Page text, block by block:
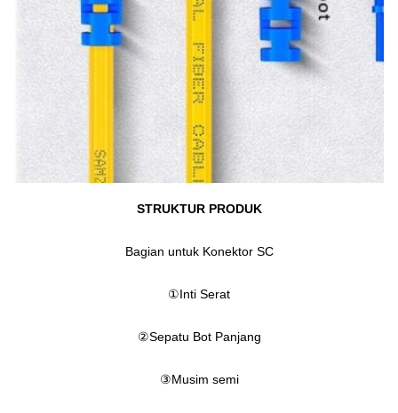
STRUKTUR PRODUK
Bagian untuk Konektor SC
①Inti Serat
②Sepatu Bot Panjang
③Musim semi